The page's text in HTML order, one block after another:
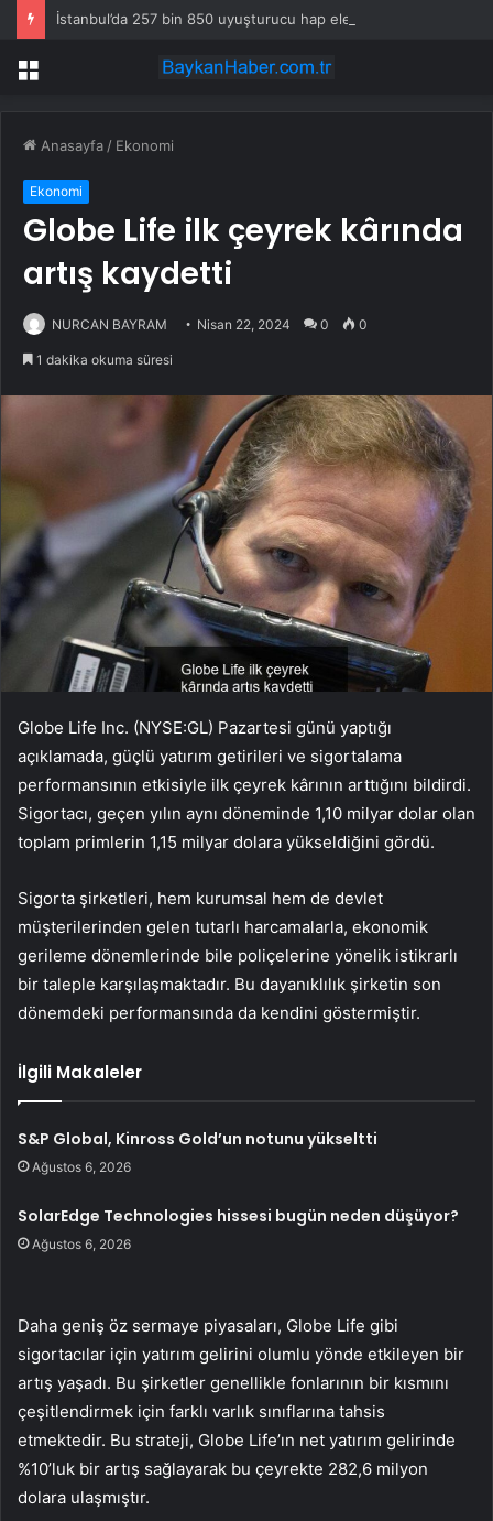
İstanbul’da 257 bin 850 uyuşturucu hap ele geçirildi
Menü
Anasayfa / Ekonomi
Ekonomi
Globe Life ilk çeyrek kârında
artış kaydetti
NURCAN BAYRAM Nisan 22, 2024 0 0
1 dakika okuma süresi
Globe Life Inc. (NYSE:GL) Pazartesi günü yaptığı
açıklamada, güçlü yatırım getirileri ve sigortalama
performansının etkisiyle ilk çeyrek kârının arttığını bildirdi.
Sigortacı, geçen yılın aynı döneminde 1,10 milyar dolar olan
toplam primlerin 1,15 milyar dolara yükseldiğini gördü.
Sigorta şirketleri, hem kurumsal hem de devlet
müşterilerinden gelen tutarlı harcamalarla, ekonomik
gerileme dönemlerinde bile poliçelerine yönelik istikrarlı
bir taleple karşılaşmaktadır. Bu dayanıklılık şirketin son
dönemdeki performansında da kendini göstermiştir.
İlgili Makaleler
S&P Global, Kinross Gold’un notunu yükseltti
Ağustos 6, 2026
SolarEdge Technologies hissesi bugün neden düşüyor?
Ağustos 6, 2026
Daha geniş öz sermaye piyasaları, Globe Life gibi
sigortacılar için yatırım gelirini olumlu yönde etkileyen bir
artış yaşadı. Bu şirketler genellikle fonlarının bir kısmını
çeşitlendirmek için farklı varlık sınıflarına tahsis
etmektedir. Bu strateji, Globe Life’ın net yatırım gelirinde
%10’luk bir artış sağlayarak bu çeyrekte 282,6 milyon
dolara ulaşmıştır.